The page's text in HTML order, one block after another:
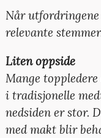
Når
relevante
Liten oppside
Mange
i tradisjonelle
nedsiden er stor.
med makt blir